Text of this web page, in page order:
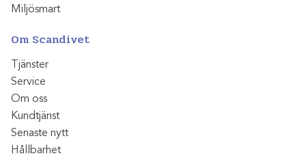
Miljösmart
Om Scandivet
Tjänster
Service
Om oss
Kundtjänst
Senaste nytt
Hållbarhet